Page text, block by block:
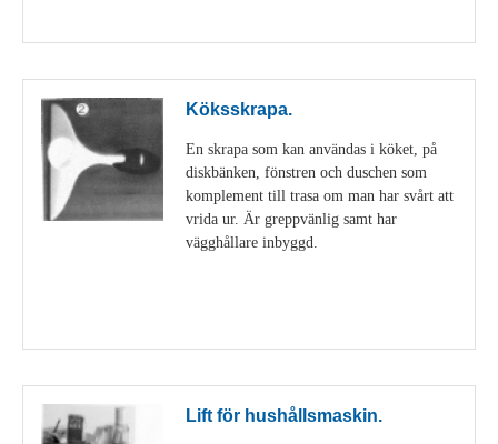
Köksskrapa.
En skrapa som kan användas i köket, på
diskbänken, fönstren och duschen som
komplement till trasa om man har svårt att
vrida ur. Är greppvänlig samt har
vägghållare inbyggd.
Lift för hushållsmaskin.